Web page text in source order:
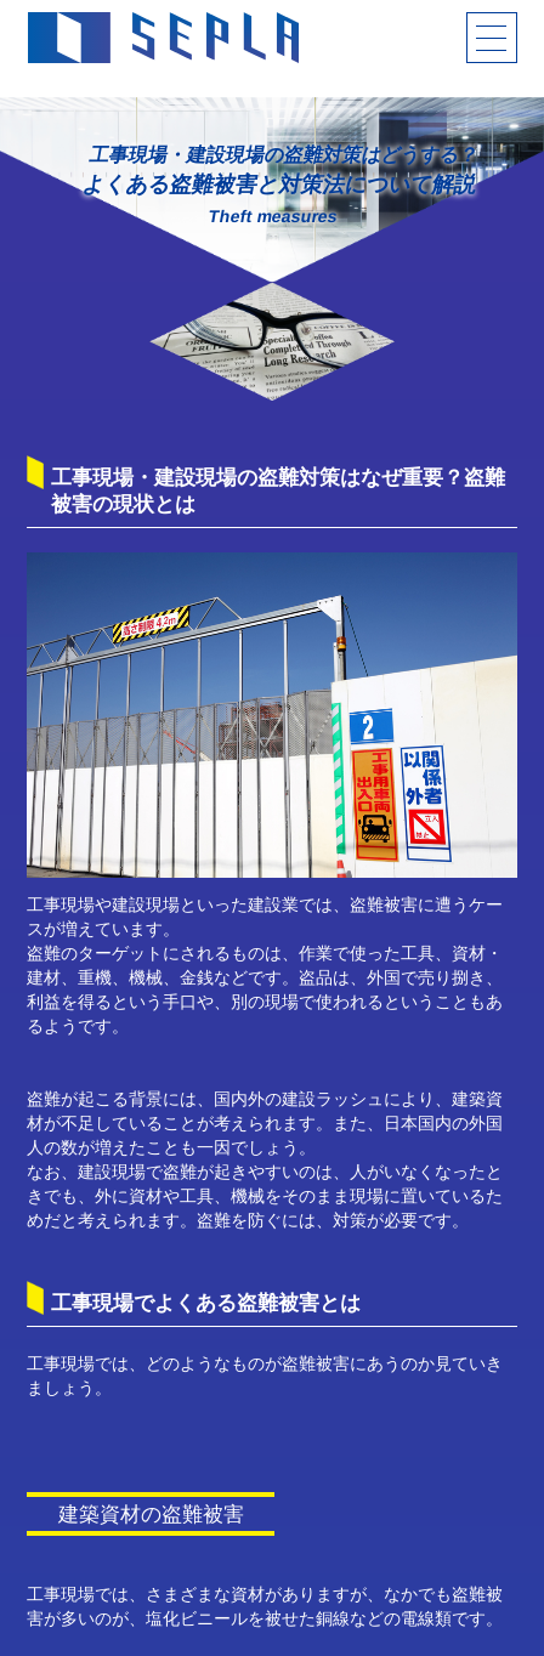
工事現場・建設現場の盗難対策はどうする？
よくある盗難被害と対策法について解説
Theft measures
工事現場・建設現場の盗難対策はなぜ重要？盗難
被害の現状とは
工事現場や建設現場といった建設業では、盗難被害に遭うケー
スが増えています。
盗難のターゲットにされるものは、作業で使った工具、資材・
建材、重機、機械、金銭などです。盗品は、外国で売り捌き、
利益を得るという手口や、別の現場で使われるということもあ
るようです。
盗難が起こる背景には、国内外の建設ラッシュにより、建築資
材が不足していることが考えられます。また、日本国内の外国
人の数が増えたことも一因でしょう。
なお、建設現場で盗難が起きやすいのは、人がいなくなったと
きでも、外に資材や工具、機械をそのまま現場に置いているた
めだと考えられます。盗難を防ぐには、対策が必要です。
工事現場でよくある盗難被害とは
工事現場では、どのようなものが盗難被害にあうのか見ていき
ましょう。
建築資材の盗難被害
工事現場では、さまざまな資材がありますが、なかでも盗難被
害が多いのが、塩化ビニールを被せた銅線などの電線類です。